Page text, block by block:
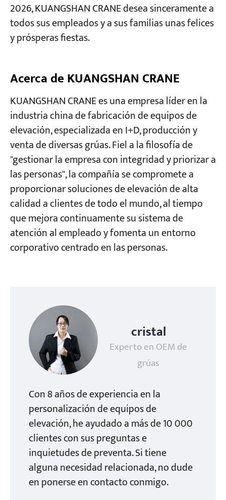
2026, KUANGSHAN CRANE desea sinceramente a
todos sus empleados y a sus familias unas felices
y prósperas fiestas.
Acerca de KUANGSHAN CRANE
KUANGSHAN CRANE es una empresa líder en la
industria china de fabricación de equipos de
elevación, especializada en I+D, producción y
venta de diversas grúas. Fiel a la filosofía de
"gestionar la empresa con integridad y priorizar a
las personas", la compañía se compromete a
proporcionar soluciones de elevación de alta
calidad a clientes de todo el mundo, al tiempo
que mejora continuamente su sistema de
atención al empleado y fomenta un entorno
corporativo centrado en las personas.
cristal
Experto en OEM de
grúas
Con 8 años de experiencia en la
personalización de equipos de
elevación, he ayudado a más de 10 000
clientes con sus preguntas e
inquietudes de preventa. Si tiene
alguna necesidad relacionada, no dude
en ponerse en contacto conmigo.